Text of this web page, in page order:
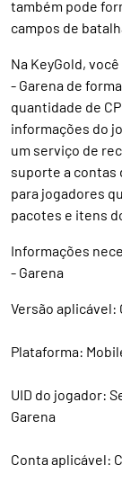
também pode
campos de
Na KeyGold,
- Garena de
quantidade de
informações do
um serviço de
suporte a contas
para jogadores
pacotes e itens
Informações
- Garena
Versão aplicável:
Plataforma:
UID do jogador:
Garena
Conta aplicável: